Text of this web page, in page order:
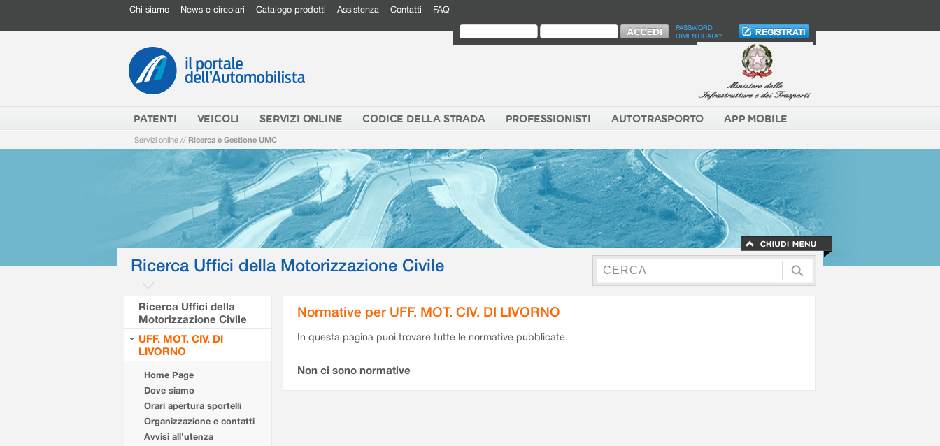
Chi siamo News e circolari Catalogo prodotti Assistenza Contatti FAQ
PASSWORD
DIMENTICATA?
PATENTI VEICOLI SERVIZI ONLINE CODICE DELLA STRADA PROFESSIONISTI AUTOTRASPORTO APP MOBILE
Servizi online // Ricerca e Gestione UMC
Ricerca Uffici della Motorizzazione Civile
Ricerca Uffici della
Motorizzazione Civile
UFF. MOT. CIV. DI
LIVORNO
Home Page
Dove siamo
Orari apertura sportelli
Organizzazione e contatti
Avvisi all'utenza
Normative per UFF. MOT. CIV. DI LIVORNO
In questa pagina puoi trovare tutte le normative pubblicate.
Non ci sono normative